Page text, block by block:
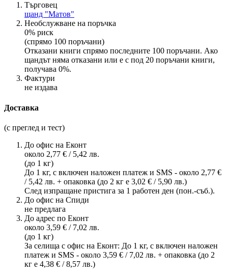
Търговец
щанд "Матов"
Необслужване на поръчка
0% риск
(спрямо 100 поръчани)
Отказани книги спрямо последните 100 поръчани. Ако
щандът няма отказани или е с под 20 поръчани книги,
получава 0%.
Фактури
не издава
Доставка
(с преглед и тест)
До офис на Еконт
около 2,77 € / 5,42 лв.
(до 1 кг)
До 1 кг, с включен наложен платеж и SMS - около 2,77 €
/ 5,42 лв. + опаковка (до 2 кг е 3,02 € / 5,90 лв.)
След изпращане пристига за 1 работен ден (пон.-съб.).
До офис на Спиди
не предлага
До адрес по Еконт
около 3,59 € / 7,02 лв.
(до 1 кг)
За селища с офис на Еконт: До 1 кг, с включен наложен
платеж и SMS - около 3,59 € / 7,02 лв. + опаковка (до 2
кг е 4,38 € / 8,57 лв.)